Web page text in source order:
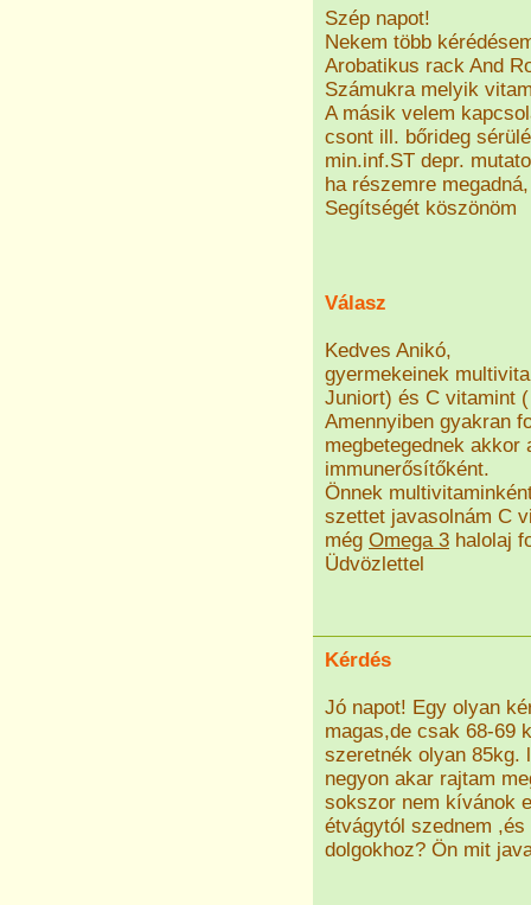
Szép napot!
Nekem több
Arobatikus rack And
Számukra melyik
A másik velem
csont ill. bőrideg
min.inf.ST depr.
ha részemre
Segítségét köszönöm
Válasz
Kedves Anikó,
gyermekeinek
Juniort) és C vitamint
Amennyiben gyakran
megbetegednek
immunerősítőként.
Önnek
szettet javasolnám C
még Omega 3 halolaj
Üdvözlettel
Kérdés
Jó napot! Egy olyan
magas,de csak 68-69
szeretnék olyan 85kg.
negyon akar rajtam
sokszor nem kívánok
étvágytól szednem
dolgokhoz? Ön mit